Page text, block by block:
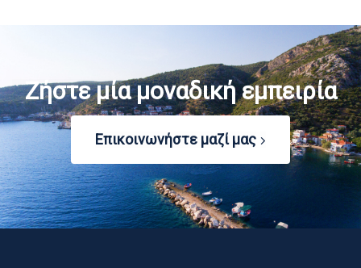
Ζήστε μία μοναδική εμπειρία
Επικοινωνήστε μαζί μας